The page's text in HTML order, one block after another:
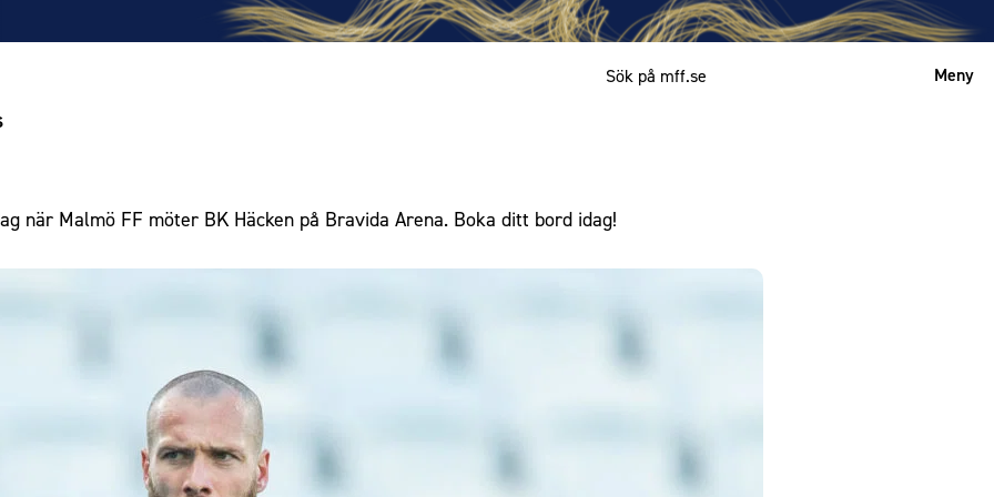
Meny
när Malmö FF möter BK Häcken på Bravida Arena. Boka ditt bord idag!